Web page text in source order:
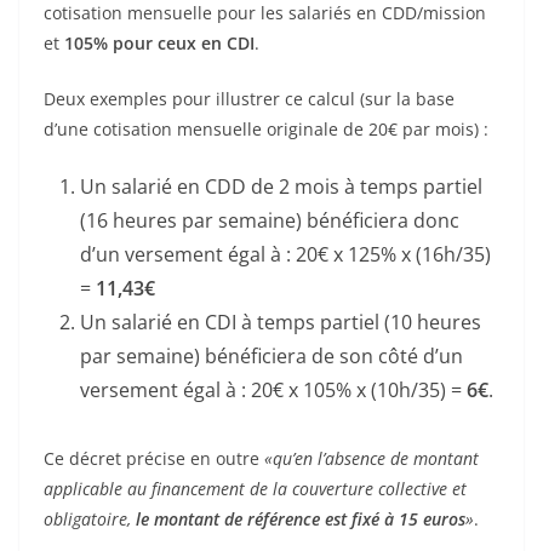
cotisation mensuelle pour les salariés en CDD/mission
et 105% pour ceux en CDI.
Deux exemples pour illustrer ce calcul (sur la base
d’une cotisation mensuelle originale de 20€ par mois) :
Un salarié en CDD de 2 mois à temps partiel
(16 heures par semaine) bénéficiera donc
d’un versement égal à : 20€ x 125% x (16h/35)
= 11,43€
Un salarié en CDI à temps partiel (10 heures
par semaine) bénéficiera de son côté d’un
versement égal à : 20€ x 105% x (10h/35) =6€.
Ce décret précise en outre «qu’en l’absence de montant
applicable au financement de la couverture collective et
obligatoire, le montant de référence est fixé à 15 euros».